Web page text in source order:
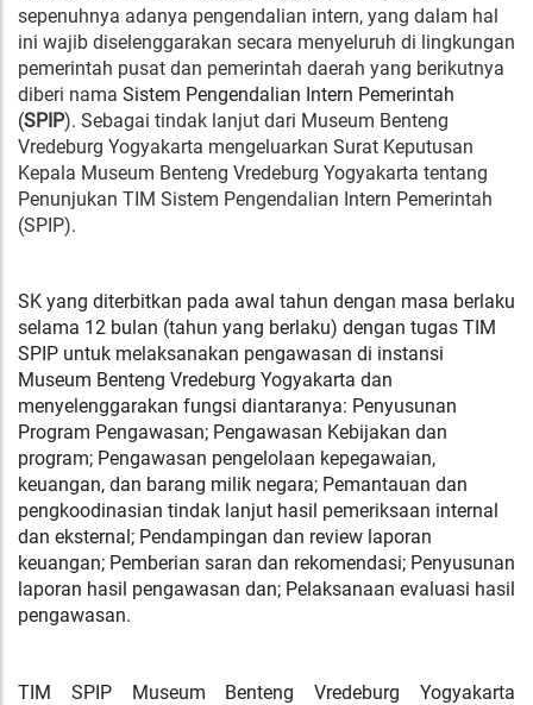
sepenuhnya adanya pengendalian intern, yang dalam hal
ini wajib diselenggarakan secara menyeluruh di lingkungan
pemerintah pusat dan pemerintah daerah yang berikutnya
diberi nama Sistem Pengendalian Intern Pemerintah
(SPIP). Sebagai tindak lanjut dari Museum Benteng
Vredeburg Yogyakarta mengeluarkan Surat Keputusan
Kepala Museum Benteng Vredeburg Yogyakarta tentang
Penunjukan TIM Sistem Pengendalian Intern Pemerintah
(SPIP).
SK yang diterbitkan pada awal tahun dengan masa berlaku
selama 12 bulan (tahun yang berlaku) dengan tugas TIM
SPIP untuk melaksanakan pengawasan di instansi
Museum Benteng Vredeburg Yogyakarta dan
menyelenggarakan fungsi diantaranya: Penyusunan
Program Pengawasan; Pengawasan Kebijakan dan
program; Pengawasan pengelolaan kepegawaian,
keuangan, dan barang milik negara; Pemantauan dan
pengkoodinasian tindak lanjut hasil pemeriksaan internal
dan eksternal; Pendampingan dan review laporan
keuangan; Pemberian saran dan rekomendasi; Penyusunan
laporan hasil pengawasan dan; Pelaksanaan evaluasi hasil
pengawasan.
TIM SPIP Museum Benteng Vredeburg Yogyakarta